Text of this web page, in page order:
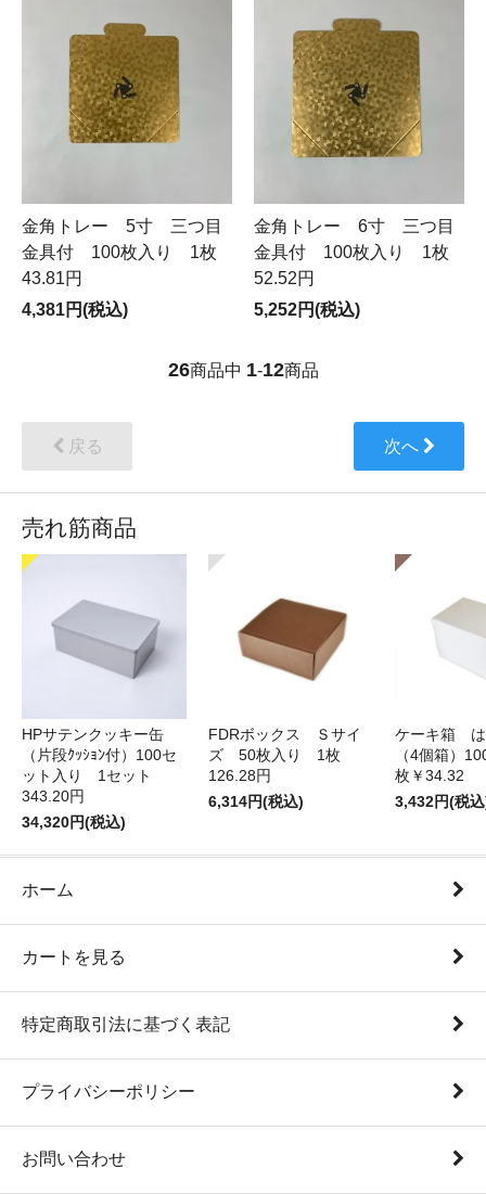
金角トレー 5寸 三つ目
金具付 100枚入り 1枚
43.81円
4,381円(税込)
金角トレー 6寸 三つ目
金具付 100枚入り 1枚
52.52円
5,252円(税込)
26商品中 1-12商品
戻る 次へ
売れ筋商品
HPサテンクッキー缶
（片段ｸｯｼｮﾝ付）100セ
ット入り 1セット
343.20円
34,320円(税込)
FDRボックス Ｓサイ
ズ 50枚入り 1枚
126.28円
6,314円(税込)
ケーキ箱 は
（4個箱）
枚￥34.32
3,432円(税
ホーム
カートを見る
特定商取引法に基づく表記
プライバシーポリシー
お問い合わせ